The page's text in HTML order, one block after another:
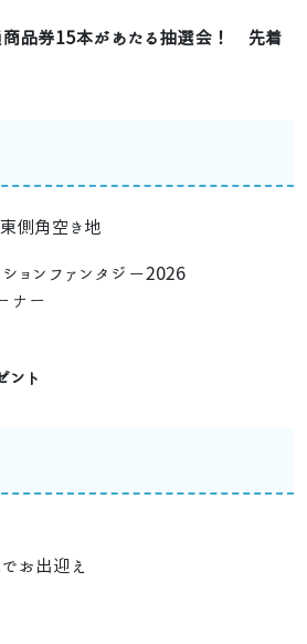
品券15本があたる抽選会！ 先着
側角空き地
ションファンタジー2026
ナー
ト
お出迎え